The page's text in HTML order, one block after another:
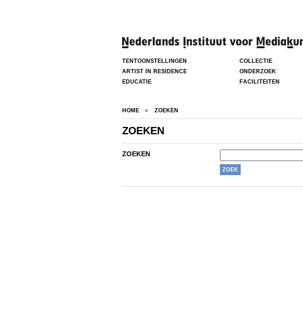
TENTOONSTELLINGEN COLLECTIE
ARTIST IN RESIDENCE
ONDERZOEK
EDUCATIE
FACILITEITEN
HOME ZOEKEN
ZOEKEN
ZOEKEN